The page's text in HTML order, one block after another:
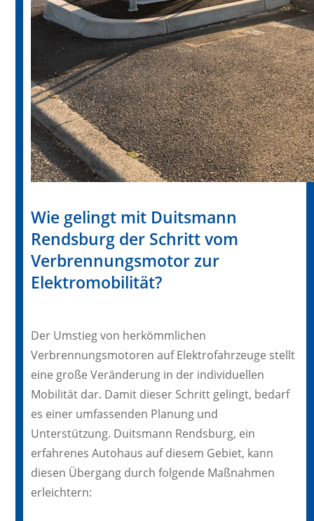
Wie gelingt mit Duitsmann
Rendsburg der Schritt vom
Verbrennungsmotor zur
Elektromobilität?
Der Umstieg von herkömmlichen
Verbrennungsmotoren auf Elektrofahrzeuge stellt
eine große Veränderung in der individuellen
Mobilität dar. Damit dieser Schritt gelingt, bedarf
es einer umfassenden Planung und
Unterstützung. Duitsmann Rendsburg, ein
erfahrenes Autohaus auf diesem Gebiet, kann
diesen Übergang durch folgende Maßnahmen
erleichtern: